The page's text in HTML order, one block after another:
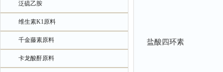
泛硫乙胺
维生素K1原料
千金藤素原料
卡龙酸酐原料
盐酸四环素